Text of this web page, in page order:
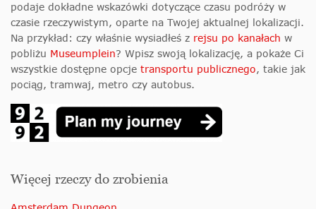
podaje dokładne wskazówki dotyczące czasu podróży w
czasie rzeczywistym, oparte na Twojej aktualnej lokalizacji.
Na przykład: czy właśnie wysiadłeś z rejsu po kanałach w
pobliżu Museumplein? Wpisz swoją lokalizację, a pokaże Ci
wszystkie dostępne opcje transportu publicznego, takie jak
pociąg, tramwaj, metro czy autobus.
Więcej rzeczy do zrobienia